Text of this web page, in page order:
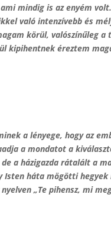
mindig is az enyém
való intenzívebb és
körül, valószínűleg
kipihentnek éreztem
a lényege, hogy az
a mondatot a
a házigazda rátalált a
háta mögötti
„Te pihensz, mi